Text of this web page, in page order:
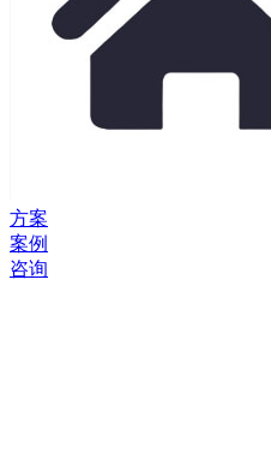
方案
案例
咨询